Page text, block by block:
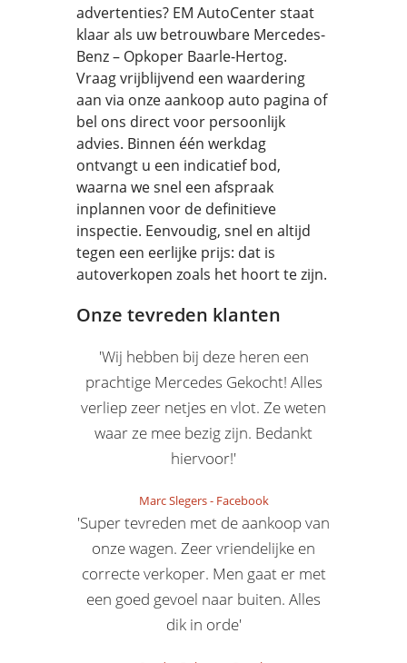
advertenties? EM AutoCenter staat
klaar als uw betrouwbare Mercedes-
Benz – Opkoper Baarle-Hertog.
Vraag vrijblijvend een waardering
aan via onze aankoop auto pagina of
bel ons direct voor persoonlijk
advies. Binnen één werkdag
ontvangt u een indicatief bod,
waarna we snel een afspraak
inplannen voor de definitieve
inspectie. Eenvoudig, snel en altijd
tegen een eerlijke prijs: dat is
autoverkopen zoals het hoort te zijn.
Onze tevreden klanten
'Wij hebben bij deze heren een
prachtige Mercedes Gekocht! Alles
verliep zeer netjes en vlot. Ze weten
waar ze mee bezig zijn. Bedankt
hiervoor!'
Marc Slegers- Facebook
'Super tevreden met de aankoop van
onze wagen. Zeer vriendelijke en
correcte verkoper. Men gaat er met
een goed gevoel naar buiten. Alles
dik in orde'